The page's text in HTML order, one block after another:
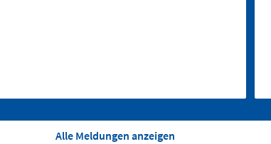
Alle Meldungen anzeigen